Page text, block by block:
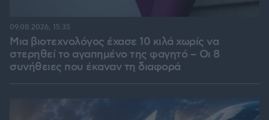
Μια βιοτεχνολόγος έχασε 10 κιλά χωρίς να
στερηθεί το αγαπημένο της φαγητό – Οι 8
συνήθειες που έκαναν τη διαφορά
09.08.2026, 15:35